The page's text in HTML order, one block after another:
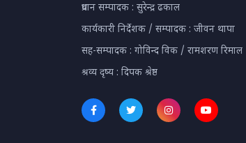
प्रधान सम्पादक : सुरेन्द्र ढकाल
कार्यकारी निर्देशक / सम्पादक : जीवन थापा
सह-सम्पादक : गोविन्द विक / रामशरण रिमाल
श्रव्य दृष्य : दिपक श्रेष्ठ